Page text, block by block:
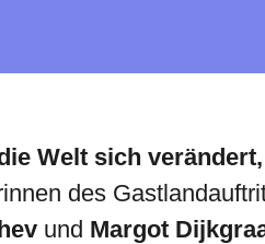
Welt sich
des
und Margot